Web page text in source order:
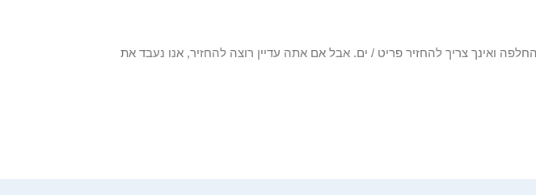
מראש להזמנות החלפה ואינך צריך להחזיר פריט / ים. אבל אם אתה עדיין רוצה להחזיר, אנו נעבד את